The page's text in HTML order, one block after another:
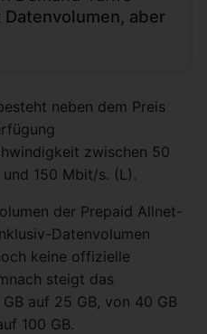
aber
neben dem Preis
zwischen 50
150 Mbit/s. (L).
der Prepaid Allnet-
Datenvolumen
keine offizielle
steigt das
auf 25 GB, von 40 GB
100 GB.